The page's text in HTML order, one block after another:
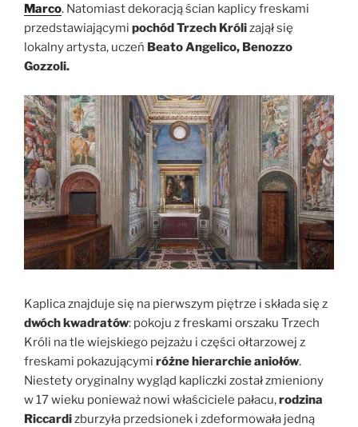
Marco. Natomiast dekoracją ścian kaplicy freskami
przedstawiającymi pochód Trzech Królizajął się
lokalny artysta, uczeń Beato Angelico, Benozzo
Gozzoli.
Kaplica znajduje się na pierwszym piętrze i składa się z
dwóch kwadratów: pokoju z freskami orszaku Trzech
Króli na tle wiejskiego pejzażu i części ołtarzowej z
freskami pokazującymi różne hierarchie aniołów.
Niestety oryginalny wygląd kapliczki został zmieniony
w 17 wieku ponieważ nowi właściciele pałacu,rodzina
Riccardizburzyła przedsionek i zdeformowała jedną